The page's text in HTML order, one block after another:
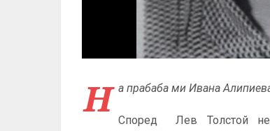
Н а прабаба ми Ивана
Според Лев Толстой не